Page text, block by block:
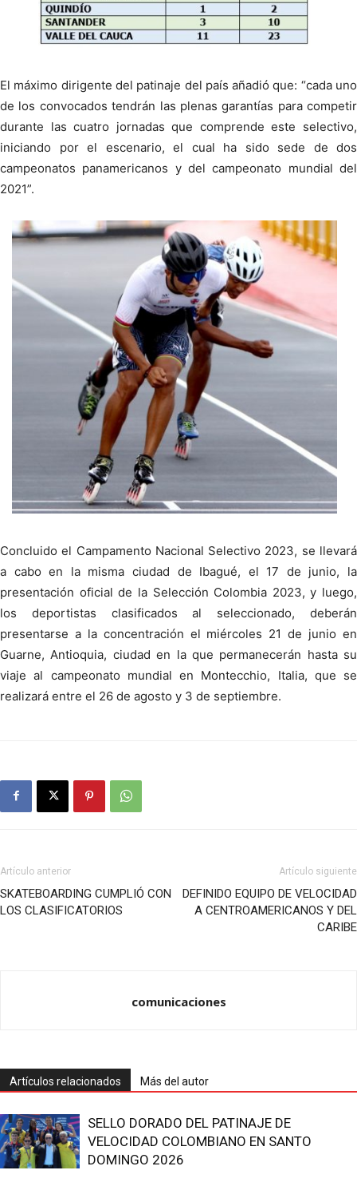
El máximo dirigente del patinaje del país añadió que: “cada uno
de los convocados tendrán las plenas garantías para competir
durante las cuatro jornadas que comprende este selectivo,
iniciando por el escenario, el cual ha sido sede de dos
campeonatos panamericanos y del campeonato mundial del
2021”.
Concluido el Campamento Nacional Selectivo 2023, se llevará
a cabo en la misma ciudad de Ibagué, el 17 de junio, la
presentación oficial de la Selección Colombia 2023, y luego,
los deportistas clasificados al seleccionado, deberán
presentarse a la concentración el miércoles 21 de junio en
Guarne, Antioquia, ciudad en la que permanecerán hasta su
viaje al campeonato mundial en Montecchio, Italia, que se
realizará entre el 26 de agosto y 3 de septiembre.
Artículo anterior
SKATEBOARDING CUMPLIÓ CON
LOS CLASIFICATORIOS
Artículo siguiente
DEFINIDO EQUIPO DE VELOCIDAD
A CENTROAMERICANOS Y DEL
CARIBE
comunicaciones
Artículos relacionados Más del autor
SELLO DORADO DEL PATINAJE DE
VELOCIDAD COLOMBIANO EN SANTO
DOMINGO 2026